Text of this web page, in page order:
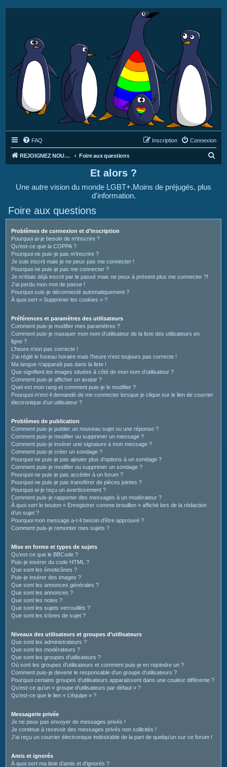
FAQ Connexion
Inscription
REJOIGNEZ NOUS SUR DISCORD : https://discord.gg/4C2Bvub Foire aux questions
Et alors ?
Une autre vision du monde LGBT+.Moins de préjugés, plus
d'information.
Foire aux questions
Problèmes de connexion et d’inscription
Pourquoi ai-je besoin de m’inscrire ?
Qu’est-ce que la COPPA ?
Pourquoi ne puis-je pas m’inscrire ?
Je suis inscrit mais je ne peux pas me connecter !
Pourquoi ne puis-je pas me connecter ?
Je m’étais déjà inscrit par le passé mais ne peux à présent plus me connecter ?!
J’ai perdu mon mot de passe !
Pourquoi suis-je déconnecté automatiquement ?
À quoi sert « Supprimer les cookies » ?
Préférences et paramètres des utilisateurs
Comment puis-je modifier mes paramètres ?
Comment puis-je masquer mon nom d’utilisateur de la liste des utilisateurs en
ligne ?
L’heure n’est pas correcte !
J’ai réglé le fuseau horaire mais l’heure n’est toujours pas correcte !
Ma langue n’apparaît pas dans la liste !
Que signifient les images situées à côté de mon nom d’utilisateur ?
Comment puis-je afficher un avatar ?
Quel est mon rang et comment puis-je le modifier ?
Pourquoi m’est-il demandé de me connecter lorsque je clique sur le lien de courrier
électronique d’un utilisateur ?
Problèmes de publication
Comment puis-je publier un nouveau sujet ou une réponse ?
Comment puis-je modifier ou supprimer un message ?
Comment puis-je insérer une signature à mon message ?
Comment puis-je créer un sondage ?
Pourquoi ne puis-je pas ajouter plus d’options à un sondage ?
Comment puis-je modifier ou supprimer un sondage ?
Pourquoi ne puis-je pas accéder à un forum ?
Pourquoi ne puis-je pas transférer de pièces jointes ?
Pourquoi ai-je reçu un avertissement ?
Comment puis-je rapporter des messages à un modérateur ?
À quoi sert le bouton « Enregistrer comme brouillon » affiché lors de la rédaction
d’un sujet ?
Pourquoi mon message a-t-il besoin d’être approuvé ?
Comment puis-je remonter mes sujets ?
Mise en forme et types de sujets
Qu’est-ce que le BBCode ?
Puis-je insérer du code HTML ?
Que sont les émoticônes ?
Puis-je insérer des images ?
Que sont les annonces générales ?
Que sont les annonces ?
Que sont les notes ?
Que sont les sujets verrouillés ?
Que sont les icônes de sujet ?
Niveaux des utilisateurs et groupes d’utilisateurs
Que sont les administrateurs ?
Que sont les modérateurs ?
Que sont les groupes d’utilisateurs ?
Où sont les groupes d’utilisateurs et comment puis-je en rejoindre un ?
Comment puis-je devenir le responsable d’un groupe d’utilisateurs ?
Pourquoi certains groupes d’utilisateurs apparaissent dans une couleur différente ?
Qu’est-ce qu’un « groupe d’utilisateurs par défaut » ?
Qu’est-ce que le lien « L’équipe » ?
Messagerie privée
Je ne peux pas envoyer de messages privés !
Je continue à recevoir des messages privés non sollicités !
J’ai reçu un courrier électronique indésirable de la part de quelqu’un sur ce forum !
Amis et ignorés
À quoi sert ma liste d’amis et d’ignorés ?